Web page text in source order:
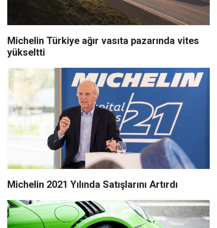
Michelin Türkiye ağır vasıta pazarında vites
yükseltti
Michelin 2021 Yılında Satışlarını Artırdı